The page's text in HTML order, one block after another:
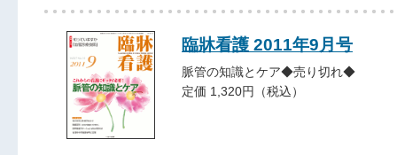
臨牀看護 2011年9月号
脈管の知識とケア◆売り切れ◆
定価 1,320円（税込）